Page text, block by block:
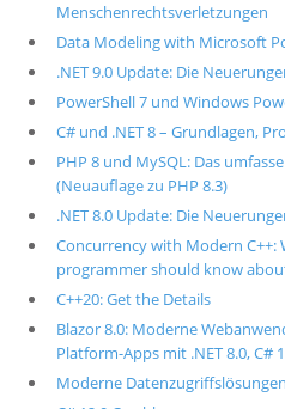
Menschenrechtsverletzungen
Data Modeling with Microsoft
.NET 9.0 Update: Die
PowerShell 7 und Windows
C# und .NET 8 – Grundlagen,
PHP 8 und MySQL: Das
(Neuauflage zu PHP 8.3)
.NET 8.0 Update: Die
Concurrency with Modern C++:
programmer should know
C++20: Get the Details
Blazor 8.0: Moderne
Platform-Apps mit .NET 8.0, C#
Moderne